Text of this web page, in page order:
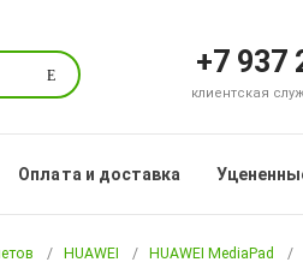
Поиск +7 937
клиентская
Оплата и доставка
HUAWEI HUAWEI MediaPad